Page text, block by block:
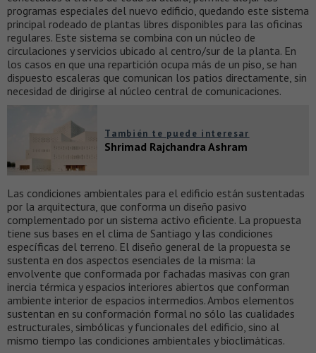
programas especiales del nuevo edificio, quedando este sistema
principal rodeado de plantas libres disponibles para las oficinas
regulares. Este sistema se combina con un núcleo de
circulaciones y servicios ubicado al centro/sur de la planta. En
los casos en que una repartición ocupa más de un piso, se han
dispuesto escaleras que comunican los patios directamente, sin
necesidad de dirigirse al núcleo central de comunicaciones.
También te puede interesar
Shrimad Rajchandra Ashram
Las condiciones ambientales para el edificio están sustentadas
por la arquitectura, que conforma un diseño pasivo
complementado por un sistema activo eficiente. La propuesta
tiene sus bases en el clima de Santiago y las condiciones
específicas del terreno. El diseño general de la propuesta se
sustenta en dos aspectos esenciales de la misma: la
envolvente que conformada por fachadas masivas con gran
inercia térmica y espacios interiores abiertos que conforman
ambiente interior de espacios intermedios. Ambos elementos
sustentan en su conformación formal no sólo las cualidades
estructurales, simbólicas y funcionales del edificio, sino al
mismo tiempo las condiciones ambientales y bioclimáticas.